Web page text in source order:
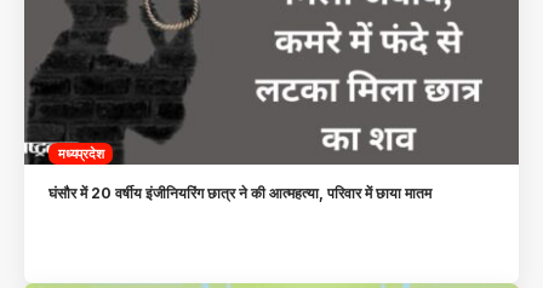
मध्यप्रदेश
घंसौर में 20 वर्षीय इंजीनियरिंग छात्र ने की आत्महत्या, परिवार में छाया मातम